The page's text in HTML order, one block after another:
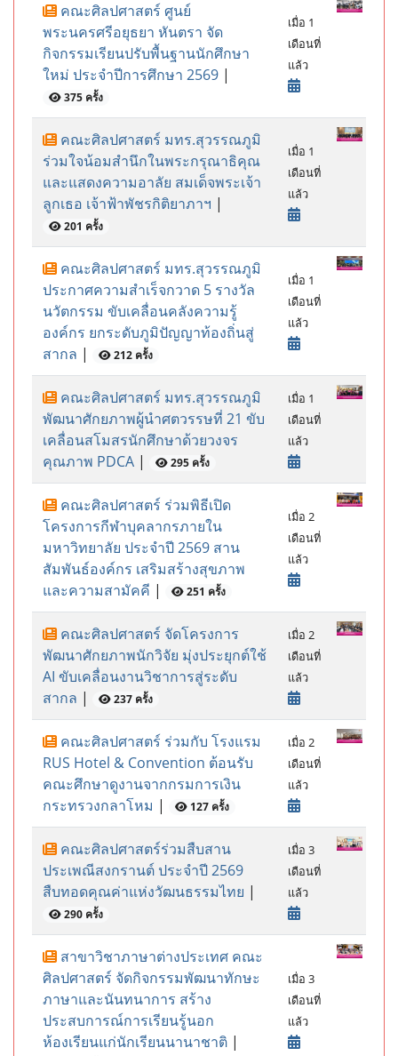
คณะศิลปศาสตร์ ศูนย์
พระนครศรีอยุธยา หันตรา จัด
กิจกรรมเรียนปรับพื้นฐานนักศึกษา
ใหม่ ประจำปีการศึกษา 2569 |
375 ครั้ง
เมื่อ 1
เดือนที่
แล้ว
คณะศิลปศาสตร์ มทร.สุวรรณภูมิ
ร่วมใจน้อมสำนึกในพระกรุณาธิคุณ
และแสดงความอาลัย สมเด็จพระเจ้า
ลูกเธอ เจ้าฟ้าพัชรกิติยาภาฯ |
201 ครั้ง
เมื่อ 1
เดือนที่
แล้ว
คณะศิลปศาสตร์ มทร.สุวรรณภูมิ
ประกาศความสำเร็จกวาด 5 รางวัล
นวัตกรรม ขับเคลื่อนคลังความรู้
องค์กร ยกระดับภูมิปัญญาท้องถิ่นสู่
สากล | 212 ครั้ง
เมื่อ 1
เดือนที่
แล้ว
คณะศิลปศาสตร์ มทร.สุวรรณภูมิ
พัฒนาศักยภาพผู้นำศตวรรษที่ 21 ขับ
เคลื่อนสโมสรนักศึกษาด้วยวงจร
คุณภาพ PDCA | 295 ครั้ง
เมื่อ 1
เดือนที่
แล้ว
คณะศิลปศาสตร์ ร่วมพิธีเปิด
โครงการกีฬาบุคลากรภายใน
มหาวิทยาลัย ประจำปี 2569 สาน
สัมพันธ์องค์กร เสริมสร้างสุขภาพ
และความสามัคคี | 251 ครั้ง
เมื่อ 2
เดือนที่
แล้ว
คณะศิลปศาสตร์ จัดโครงการ
พัฒนาศักยภาพนักวิจัย มุ่งประยุกต์ใช้
AI ขับเคลื่อนงานวิชาการสู่ระดับ
สากล | 237 ครั้ง
เมื่อ 2
เดือนที่
แล้ว
คณะศิลปศาสตร์ ร่วมกับ โรงแรม
RUS Hotel & Convention ต้อนรับ
คณะศึกษาดูงานจากกรมการเงิน
กระทรวงกลาโหม | 127 ครั้ง
เมื่อ 2
เดือนที่
แล้ว
คณะศิลปศาสตร์ร่วมสืบสาน
ประเพณีสงกรานต์ ประจำปี 2569
สืบทอดคุณค่าแห่งวัฒนธรรมไทย |
290 ครั้ง
เมื่อ 3
เดือนที่
แล้ว
สาขาวิชาภาษาต่างประเทศ คณะ
ศิลปศาสตร์ จัดกิจกรรมพัฒนาทักษะ
ภาษาและนันทนาการ สร้าง
ประสบการณ์การเรียนรู้นอก
ห้องเรียนแก่นักเรียนนานาชาติ |
เมื่อ 3
เดือนที่
แล้ว